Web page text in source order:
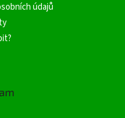
údajů